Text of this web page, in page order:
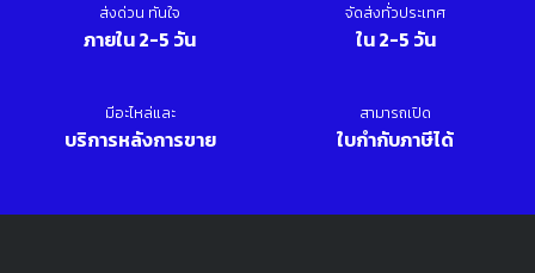
ส่งด่วน ทันใจ
ภายใน 2-5 วัน
จัดส่งทั่วประเทศ
ใน 2-5 วัน
มีอะไหล่และ
บริการหลังการขาย
สามารถเปิด
ใบกำกับภาษีได้